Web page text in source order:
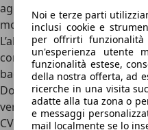
Noi e terze parti
inclusi cookie e
per offrirti
un'esperienza utente
funzionalità estese,
della nostra offerta, ad
ricerche in una visita
adatte alla tua zona o
e messaggi
mail localmente se lo
aggressivo, con un frontale
molto inclinato e una coda
L’abitacolo è ben fatto e
compromette un po’
bagagliaio (284 litri).
Dove la Prius eccelle, però,
versionePlug-Inin Europa,
CV formato da un motore